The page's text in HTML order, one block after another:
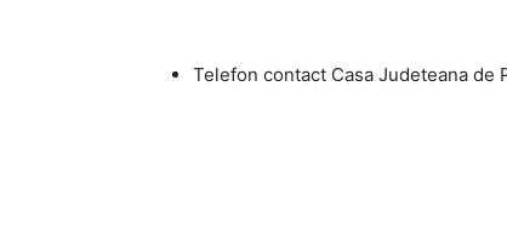
Telefon contact Casa Judeteana de